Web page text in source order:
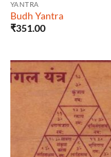
YANTRA
Budh Yantra
₹351.00